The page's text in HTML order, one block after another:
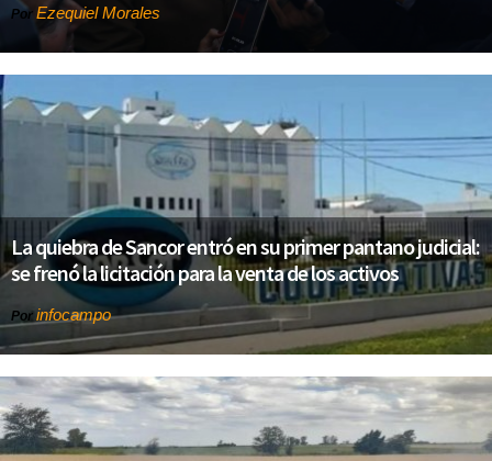
Por Ezequiel Morales
La quiebra de Sancor entró en su primer pantano judicial:
se frenó la licitación para la venta de los activos
Por infocampo